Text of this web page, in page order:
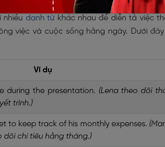
nhiều danh từ khác nhau để diễn tả việc
việc và cuộc sống hằng ngày. Dưới
Ví dụ
during the presentation. (Lena theo dõi
trình.)
to keep track of his monthly expenses.
chi tiêu hằng tháng.)